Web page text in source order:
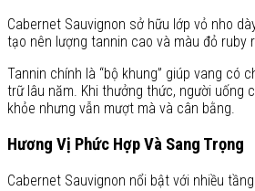
Cabernet Sauvignon sở hữu lớp vỏ nho
tạo nên lượng tannin cao và màu đỏ ruby
Tannin chính là “bộ khung” giúp vang có
trữ lâu năm. Khi thưởng thức, người uống
khỏe nhưng vẫn mượt mà và cân bằng.
Hương Vị Phức Hợp Và Sang Trọng
Cabernet Sauvignon nổi bật với nhiều